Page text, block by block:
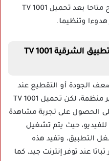
في قائمة طويلة، وكل ذلك يصبح متاحا بعد تحميل 1001 TV
هدوءا وتنظيما.
جودة المشاهدة بعد تنزيل تطبيق الشرقية 1001 TV
الجودة أو التقطيع عند
مشاهدة المحتوى من مصادر غير منظمة، لكن تحميل 1001 TV
الحصول على تجربة مشاهدة
حيث يتم تشغيل
التطبيق، وتفيد هذه
عند توفر إنترنت جيد، كما